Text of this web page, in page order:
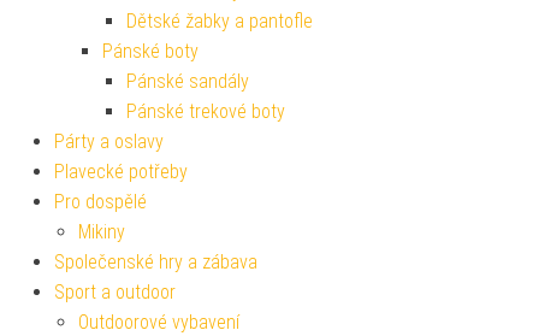
Dětské žabky a pantofle
Pánské boty
Pánské sandály
Pánské trekové boty
Párty a oslavy
Plavecké potřeby
Pro dospělé
Mikiny
Společenské hry a zábava
Sport a outdoor
Outdoorové vybavení